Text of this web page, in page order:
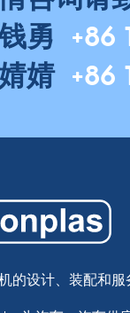
勇 +86
婧 +86
的设计、装配和服